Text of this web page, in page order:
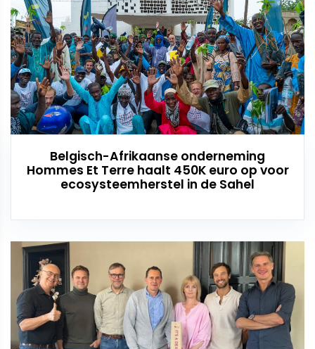
Belgisch-Afrikaanse onderneming
Hommes Et Terre haalt 450K euro op voor
ecosysteemherstel in de Sahel